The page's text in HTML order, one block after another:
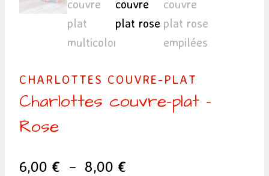
CHARLOTTES COUVRE-PLAT
Charlottes couvre-plat –
Rose
6,00 € – 8,00 €